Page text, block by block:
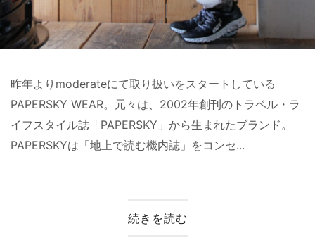
昨年よりmoderateにて取り扱いをスタートしている
PAPERSKY WEAR。元々は、2002年創刊のトラベル・ラ
イフスタイル誌「PAPERSKY」から生まれたブランド。
PAPERSKYは「地上で読む機内誌」をコンセ...
続きを読む